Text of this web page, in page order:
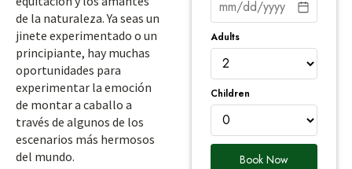
de la naturaleza. Ya seas un
jinete experimentado o un
principiante, hay muchas
oportunidades para
experimentar la emoción
de montar a caballo a
través de algunos de los
escenarios más hermosos
del mundo.
Adults
Children
Book Now